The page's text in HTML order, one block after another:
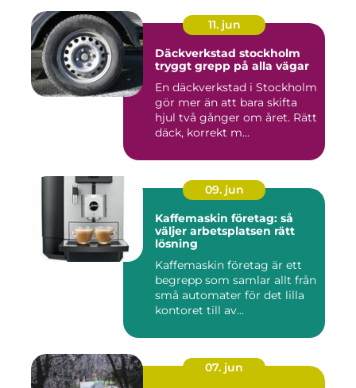
11. jun
Däckverkstad stockholm
tryggt grepp på alla vägar
En däckverkstad i Stockholm
gör mer än att bara skifta
hjul två gånger om året. Rätt
däck, korrekt m...
09. jun
Kaffemaskin företag: så
väljer arbetsplatsen rätt
lösning
Kaffemaskin företag är ett
begrepp som samlar allt från
små automater för det lilla
kontoret till av...
07. jun